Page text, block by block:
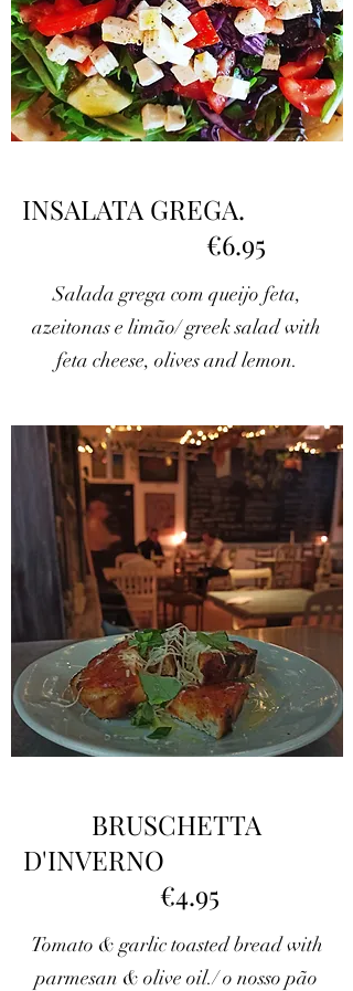
INSALATA GREGA.
€6.95
Salada grega com queijo feta,
azeitonas e limão/ greek salad with
feta cheese, olives and lemon.
BRUSCHETTA
D'INVERNO
€4.95
Tomato & garlic toasted bread with
parmesan & olive oil./ o nosso pão